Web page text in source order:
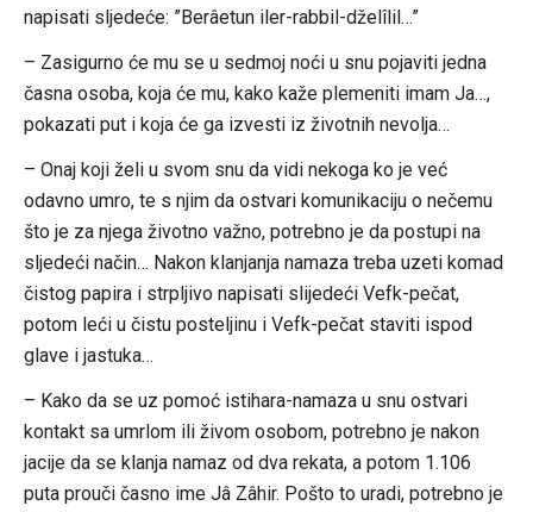
napisati sljedeće: ”Berâetun iler-rabbil-dželîlil…”
– Zasigurno će mu se u sedmoj noći u snu pojaviti jedna
časna osoba, koja će mu, kako kaže plemeniti imam Ja…,
pokazati put i koja će ga izvesti iz životnih nevolja…
– Onaj koji želi u svom snu da vidi nekoga ko je već
odavno umro, te s njim da ostvari komunikaciju o nečemu
što je za njega životno važno, potrebno je da postupi na
sljedeći način… Nakon klanjanja namaza treba uzeti komad
čistog papira i strpljivo napisati slijedeći Vefk-pečat,
potom leći u čistu posteljinu i Vefk-pečat staviti ispod
glave i jastuka…
– Kako da se uz pomoć istihara-namaza u snu ostvari
kontakt sa umrlom ili živom osobom, potrebno je nakon
jacije da se klanja namaz od dva rekata, a potom 1.106
puta prouči časno ime Jâ Zâhir. Pošto to uradi, potrebno je